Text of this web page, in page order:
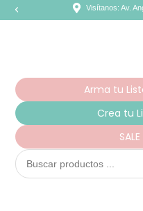
Visítanos: Av.
Arma tu
Crea tu
Search